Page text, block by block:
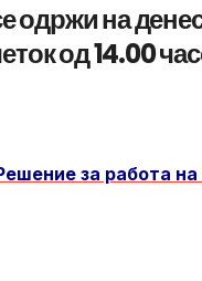
одржи на
од 14.00
за работа на